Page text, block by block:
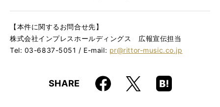
【本件に関するお問合せ先】
株式会社インプレスホールディングス 広報宣伝担当
Tel: 03-6837-5051 / E-mail: pr@rittor-music.co.jp
SHARE Faceboo
k
X
Hatena
Boo